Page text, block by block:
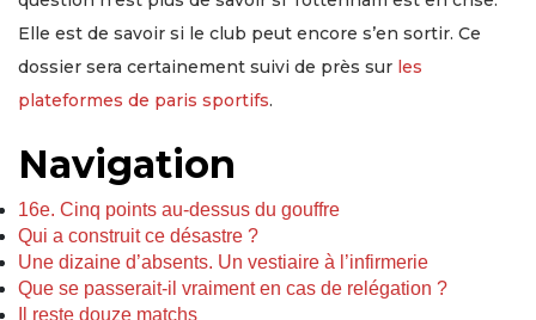
Elle est de savoir si le club peut encore s’en sortir. Ce
dossier sera certainement suivi de près sur les
plateformes de paris sportifs.
Navigation
16e. Cinq points au-dessus du gouffre
Qui a construit ce désastre ?
Une dizaine d’absents. Un vestiaire à l’infirmerie
Que se passerait-il vraiment en cas de relégation ?
Il reste douze matchs